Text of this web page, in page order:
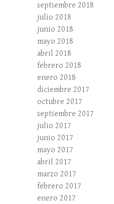
septiembre 2018
julio 2018
junio 2018
mayo 2018
abril 2018
febrero 2018
enero 2018
diciembre 2017
octubre 2017
septiembre 2017
julio 2017
junio 2017
mayo 2017
abril 2017
marzo 2017
febrero 2017
enero 2017